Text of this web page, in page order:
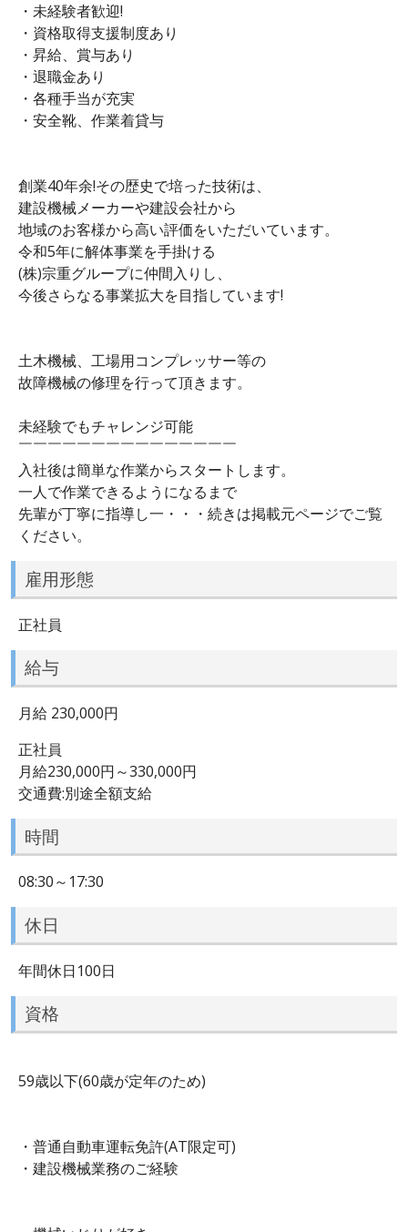
・未経験者歓迎!
・資格取得支援制度あり
・昇給、賞与あり
・退職金あり
・各種手当が充実
・安全靴、作業着貸与
創業40年余!その歴史で培った技術は、
建設機械メーカーや建設会社から
地域のお客様から高い評価をいただいています。
令和5年に解体事業を手掛ける
(株)宗重グループに仲間入りし、
今後さらなる事業拡大を目指しています!
土木機械、工場用コンプレッサー等の
故障機械の修理を行って頂きます。
未経験でもチャレンジ可能
￣￣￣￣￣￣￣￣￣￣￣￣￣￣￣
入社後は簡単な作業からスタートします。
一人で作業できるようになるまで
先輩が丁寧に指導し一・・・続きは掲載元ページでご覧
ください。
雇用形態
正社員
給与
月給 230,000円
正社員
月給230,000円～330,000円
交通費:別途全額支給
時間
08:30～17:30
休日
年間休日100日
資格
59歳以下(60歳が定年のため)
・普通自動車運転免許(AT限定可)
・建設機械業務のご経験